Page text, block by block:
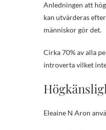
Anledningen att
kan utvärderas
människor gör det.
Cirka 70% av alla
introverta vilket
Eleaine N Aron